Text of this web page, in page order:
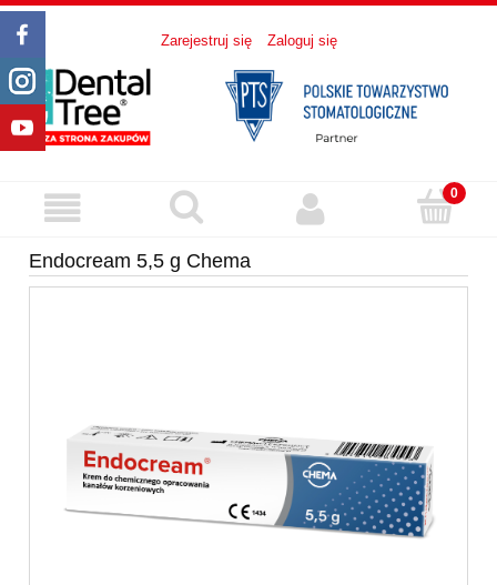
Zarejestruj się Zaloguj się
Endocream 5,5 g Chema